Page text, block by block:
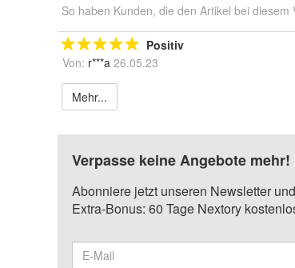
So haben Kunden, die den Artikel bei
Positiv
Von: r***a 26.05.23
Mehr...
Verpasse keine Angebote mehr!
Abonniere jetzt unseren Newsletter
Extra-Bonus: 60 Tage Nextory